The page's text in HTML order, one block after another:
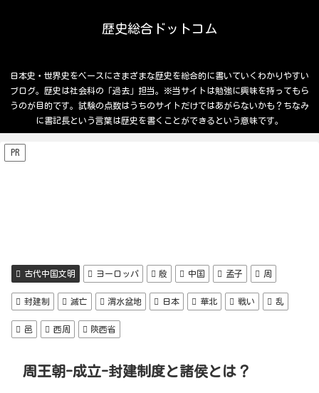
歴史総合ドットコム
日本史・世界史をベースにさまざまな歴史を総合的に書いていくわかりやすい
ブログ。歴史は社会科の「過去」担当。※当サイトは勉強に興味を持ってもら
うのが目的です。試験の点数はうちのサイトだけではあがらないかも？ちなみ
に書記長という言葉は歴史を書くことができるという意味です。
PR
古代中国文明 ヨーロッパ 殷 中国 孟子 周
封建制 滅亡 渭水盆地 日本 華北 戦い 乱
邑 西周 陝西省
周王朝-成立-封建制度と諸侯とは？